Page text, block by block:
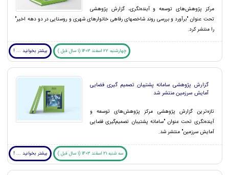
مرکز پژوهش‌های توسعه و آینده‌نگری، گزارش پژوهشی
تحت عنوان "برآورد و بررسی روند شاخص‏های رفاهی خانوارهای شهری و روستایی در دو دهه اخیر"
را منتشر کرد.
چهارشنبه 22 اسفند 1403 (1 سال قبل ) بیشتر بخوانید ... !
گزارش پژوهشی سامانه پشتیبان تصمیم گیری فضایی
آمایش سرزمین منتشر شد
تازه‌ترین گزارش پژوهشی مرکز پژوهش‌های توسعه و
آینده‌نگری تحت عنوان "سامانه پشتیبان تصمیم‌گیری فضایی
آمایش سرزمین" منتشر شد.
سه شنبه 21 اسفند 1403 (1 سال قبل ) بیشتر بخوانید ... !